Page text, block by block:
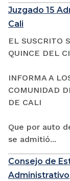
Juzgado 15
Cali
EL SUSCRITO
QUINCE DEL
INFORMA A
COMUNIDAD
DE CALI
Que por auto
se admitió...
Consejo de
Administrativo